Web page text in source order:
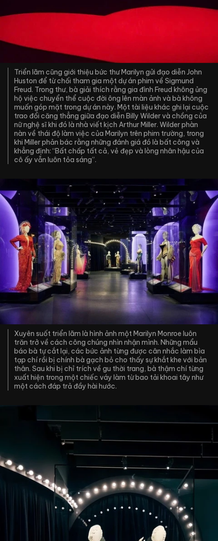
Triển lãm cũng giới thiệu bức thư Marilyn gửi đạo diễn John
Huston để từ chối tham gia một dự án phim về Sigmund
Freud. Trong thư, bà giải thích rằng gia đình Freud không ủng
hộ việc chuyển thể cuộc đời ông lên màn ảnh và bà không
muốn góp mặt trong dự án này. Một tài liệu khác ghi lại cuộc
trao đổi căng thẳng giữa đạo diễn Billy Wilder và chồng của
nữ nghệ sĩ khi đó là nhà viết kịch Arthur Miller. Wilder phàn
nàn về thái độ làm việc của Marilyn trên phim trường, trong
khi Miller phản bác rằng những đánh giá đó là bất công và
khẳng định: “Bất chấp tất cả, vẻ đẹp và lòng nhân hậu của
cô ấy vẫn luôn tỏa sáng”.
Xuyên suốt triển lãm là hình ảnh một Marilyn Monroe luôn
trăn trở về cách công chúng nhìn nhận mình. Những mẩu
báo bà tự cắt lại, các bức ảnh từng được cân nhắc làm bìa
tạp chí rồi bị chính bà gạch bỏ cho thấy sự khắt khe với bản
thân. Sau khi bị chỉ trích về gu thời trang, bà thậm chí từng
xuất hiện trong một chiếc váy làm từ bao tải khoai tây như
một cách đáp trả đầy hài hước.